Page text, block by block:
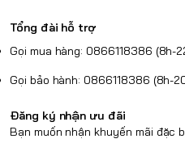
Tổng đài hỗ trợ
Gọi mua hàng: 0866118386 (8h-
Gọi bảo hành: 0866118386 (8h-
Đăng ký nhận ưu đãi
Bạn muốn nhận khuyến mãi đặc